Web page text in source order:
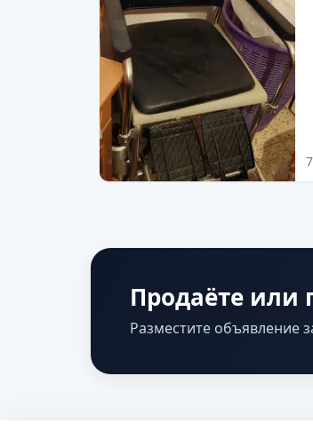
Продаёте или
Разместите объявление